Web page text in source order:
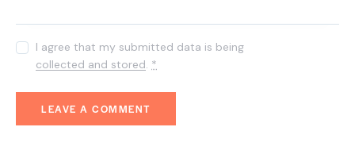
I agree that my submitted data is being
collected and stored. *